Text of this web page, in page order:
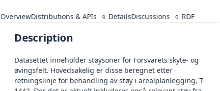
OverviewDistributions & APIs 9 DetailsDiscussions 0 RDF
Description
Datasettet inneholder støysoner for Forsvarets skyte- og
øvingsfelt. Hovedsakelig er disse beregnet etter
retningslinje for behandling av støy i arealplanlegging, T-